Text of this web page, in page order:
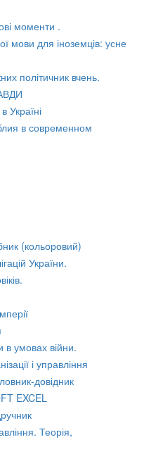
моменти .
мови для іноземців: усне
політичник вчень.
Україні
в современном
(кольоровий)
України.
умовах війни.
і управління
довідник
EXCEL
Теорія,